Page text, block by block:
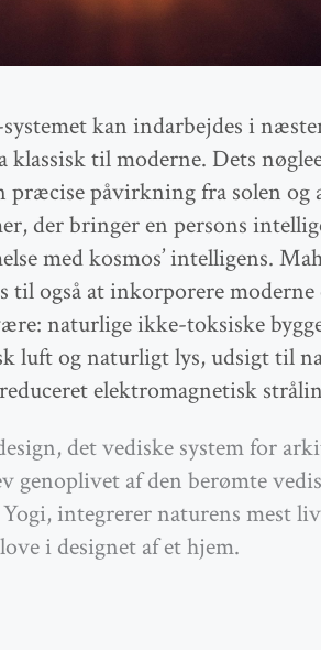
kan indarbejdes i
til moderne. Dets
præcise påvirkning fra solen og
der bringer en persons
med kosmos’ intelligens.
til også at inkorporere moderne
naturlige ikke-toksiske
luft og naturligt lys, udsigt til
elektromagnetisk
det vediske system for
genoplivet af den berømte
integrerer naturens mest
love i designet af et hjem.